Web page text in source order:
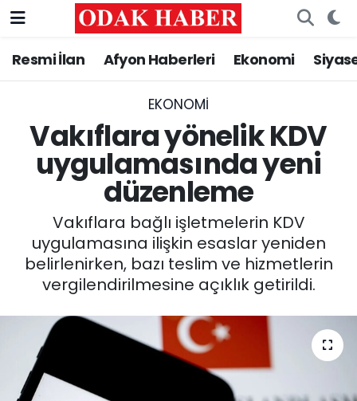
Resmi İlan Afyon Haberleri Ekonomi
EKONOMI
Vakıflara yönelik KDV
uygulamasında yeni
düzenleme
Vakıflara bağlı işletmelerin KDV
uygulamasına ilişkin esaslar yeniden
belirlenirken, bazı teslim ve hizmetlerin
vergilendirilmesine açıklık getirildi.
AFYONKARAHİSAR HABERLERİ
ASAYİŞ
GÜNCEL
SİYASET
EĞİTİM
SAĞLIK
SPOR
Nöbetçi Eczaneler
Trafik Durumu
Süper Lig Puan Durumu ve Fikstür
Tüm Manşetler
Son Dakika Haberleri